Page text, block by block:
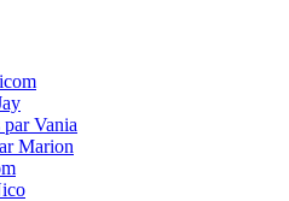
Vania
Marion